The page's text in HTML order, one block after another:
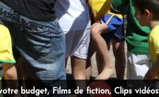
budget, Films de fiction, Clips vidéos